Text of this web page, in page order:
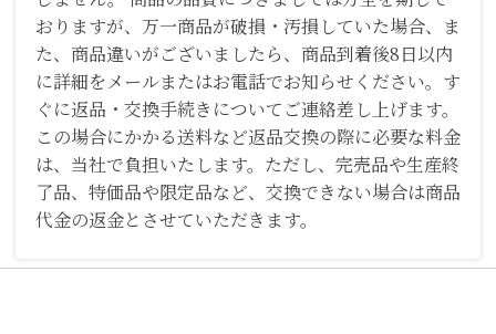
おりますが、万一商品が破損・汚損していた場合、ま
た、商品違いがございましたら、商品到着後8日以内
に詳細をメールまたはお電話でお知らせください。す
ぐに返品・交換手続きについてご連絡差し上げます。
この場合にかかる送料など返品交換の際に必要な料金
は、当社で負担いたします。ただし、完売品や生産終
了品、特価品や限定品など、交換できない場合は商品
代金の返金とさせていただきます。